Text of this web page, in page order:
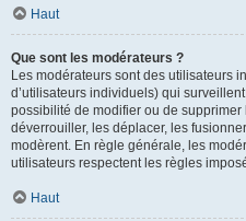
Haut
Que sont les modérateurs ?
Les modérateurs sont des utilisateurs
d’utilisateurs individuels) qui
possibilité de modifier ou de
déverrouiller, les déplacer, les
modèrent. En règle générale, les
utilisateurs respectent les règles
Haut